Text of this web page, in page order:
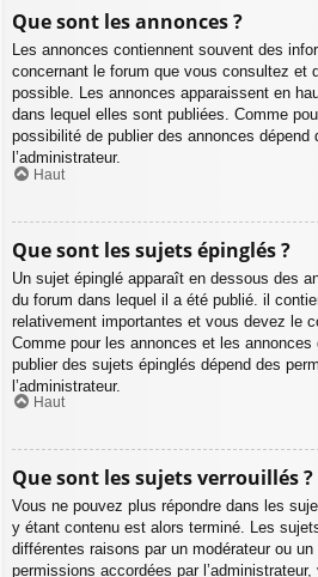
Que sont les annonces ?
Les annonces contiennent souvent des
concernant le forum que vous consultez et
possible. Les annonces apparaissent en
dans lequel elles sont publiées. Comme
possibilité de publier des annonces
l’administrateur.
Haut
Que sont les sujets épinglés ?
Un sujet épinglé apparaît en dessous des
du forum dans lequel il a été publié. il
relativement importantes et vous devez le
Comme pour les annonces et les
publier des sujets épinglés dépend des
l’administrateur.
Haut
Que sont les sujets verrouillés ?
Vous ne pouvez plus répondre dans les
y étant contenu est alors terminé. Les
différentes raisons par un modérateur ou
permissions accordées par